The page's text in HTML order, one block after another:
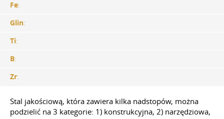
Fe:
Glin:
Ti:
B:
Zr:
Stal jakościową, która zawiera kilka nadstopów, można
podzielić na 3 kategorie: 1) konstrukcyjna, 2) narzędziowa,